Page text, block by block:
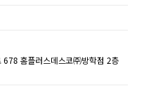
홈플러스데스코㈜방학점 2층